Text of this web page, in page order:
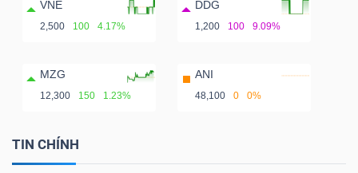
VNE
2,500 100 4.17%
DDG
1,200 100 9.09%
MZG
12,300 150 1.23%
ANI
48,100 0 0%
TIN CHÍNH